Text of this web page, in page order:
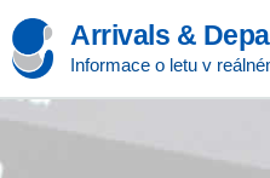
Arrivals &
Informace o letu v